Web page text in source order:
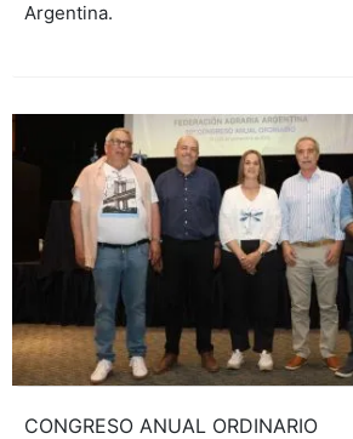
Argentina.
CONGRESO ANUAL ORDINARIO